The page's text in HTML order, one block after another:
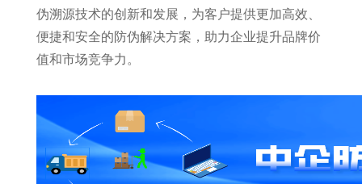
伪溯源技术的创新和发展，为客户提供更加高效、
便捷和安全的防伪解决方案，助力企业提升品牌价
值和市场竞争力。